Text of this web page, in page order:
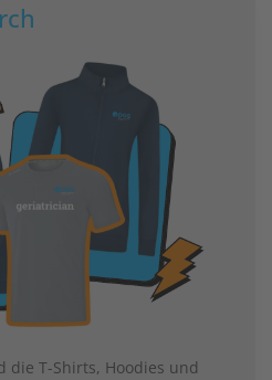
die T-Shirts, Hoodies und